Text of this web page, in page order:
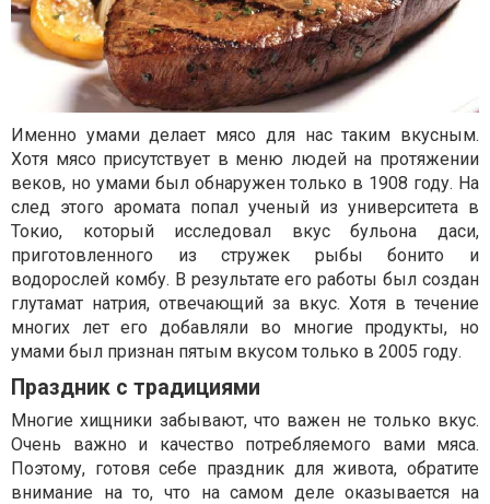
Именно умами делает мясо для нас таким вкусным.
Хотя мясо присутствует в меню людей на протяжении
веков, но умами был обнаружен только в 1908 году. На
след этого аромата попал ученый из университета в
Токио, который исследовал вкус бульона даси,
приготовленного из стружек рыбы бонито и
водорослей комбу. В результате его работы был создан
глутамат натрия, отвечающий за вкус. Хотя в течение
многих лет его добавляли во многие продукты, но
умами был признан пятым вкусом только в 2005 году.
Праздник с традициями
Многие хищники забывают, что важен не только вкус.
Очень важно и качество потребляемого вами мяса.
Поэтому, готовя себе праздник для живота, обратите
внимание на то, что на самом деле оказывается на